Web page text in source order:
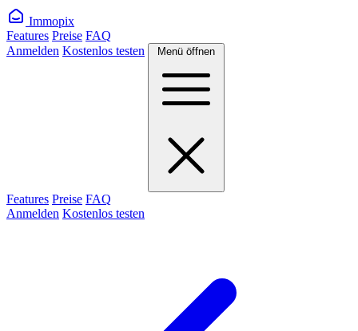
Immopix
Features Preise FAQ
Anmelden Kostenlos testen Menü öffnen
Features Preise FAQ
Anmelden Kostenlos testen